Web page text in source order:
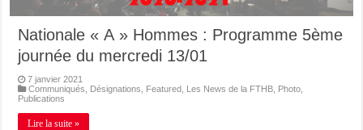
Nationale « A » Hommes : Programme 5ème
journée du mercredi 13/01
7 janvier 2021
Communiqués
Désignations Featured Les News de la FTHB Photo
Publications
Lire la suite »